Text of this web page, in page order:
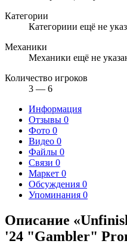
Категории
Категориии ещё не
Механики
Механики ещё не
Количество игроков
3 — 6
Информация
Отзывы 0
Фото 0
Видео 0
Файлы 0
Связи 0
Маркет 0
Обсуждения 0
Упоминания 0
Описание
'24 "Gambler"